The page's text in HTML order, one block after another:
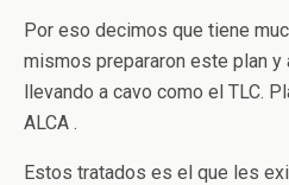
Por eso decimos que tiene
mismos prepararon este plan y
llevando a cavo como el TLC.
ALCA .
Estos tratados es el que les